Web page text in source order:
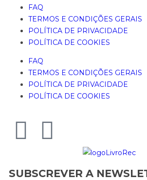
FAQ
TERMOS E CONDIÇÕES GERAIS
POLÍTICA DE PRIVACIDADE
POLÍTICA DE COOKIES
FAQ
TERMOS E CONDIÇÕES GERAIS
POLÍTICA DE PRIVACIDADE
POLÍTICA DE COOKIES
SUBSCREVER A